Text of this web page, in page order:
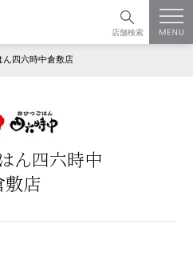
店舗検索
ん四六時中倉敷店
ん四六時中
敷店